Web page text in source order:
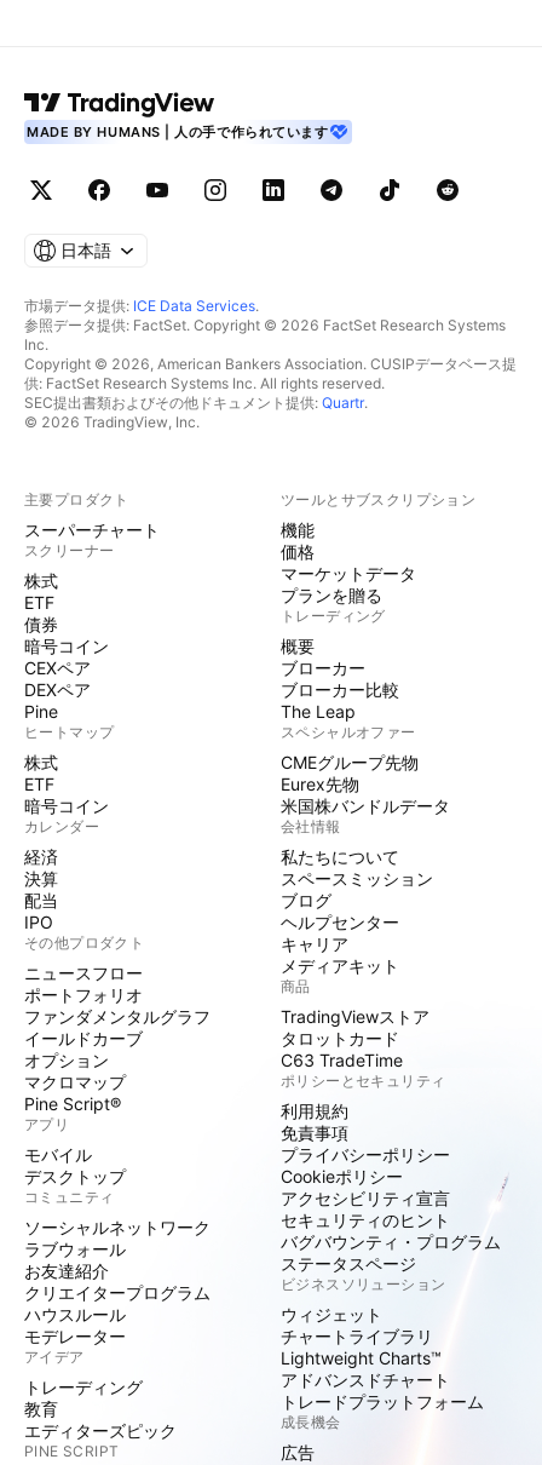
MADE BY HUMANS | 人の手で作られています
日本語
市場データ提供: ICE Data Services.
参照データ提供: FactSet. Copyright © 2026 FactSet Research Systems
Inc.
Copyright © 2026, American Bankers Association. CUSIPデータベース提
供: FactSet Research Systems Inc. All rights reserved.
SEC提出書類およびその他ドキュメント提供: Quartr.
© 2026 TradingView, Inc.
主要プロダクト
スーパーチャート
スクリーナー
株式
ETF
債券
暗号コイン
CEXペア
DEXペア
Pine
ヒートマップ
株式
ETF
暗号コイン
カレンダー
経済
決算
配当
IPO
その他プロダクト
ニュースフロー
ポートフォリオ
ファンダメンタルグラフ
イールドカーブ
オプション
マクロマップ
Pine Script®
アプリ
モバイル
デスクトップ
コミュニティ
ソーシャルネットワーク
ラブウォール
お友達紹介
クリエイタープログラム
ハウスルール
モデレーター
アイデア
トレーディング
教育
エディターズピック
PINE SCRIPT
ツールとサブスクリプション
機能
価格
マーケットデータ
プランを贈る
トレーディング
概要
ブローカー
ブローカー比較
The Leap
スペシャルオファー
CMEグループ先物
Eurex先物
米国株バンドルデータ
会社情報
私たちについて
スペースミッション
ブログ
ヘルプセンター
キャリア
メディアキット
商品
TradingViewストア
タロットカード
C63 TradeTime
ポリシーとセキュリティ
利用規約
免責事項
プライバシーポリシー
Cookieポリシー
アクセシビリティ宣言
セキュリティのヒント
バグバウンティ・プログラム
ステータスページ
ビジネスソリューション
ウィジェット
チャートライブラリ
Lightweight Charts™
アドバンスドチャート
トレードプラットフォーム
成長機会
広告